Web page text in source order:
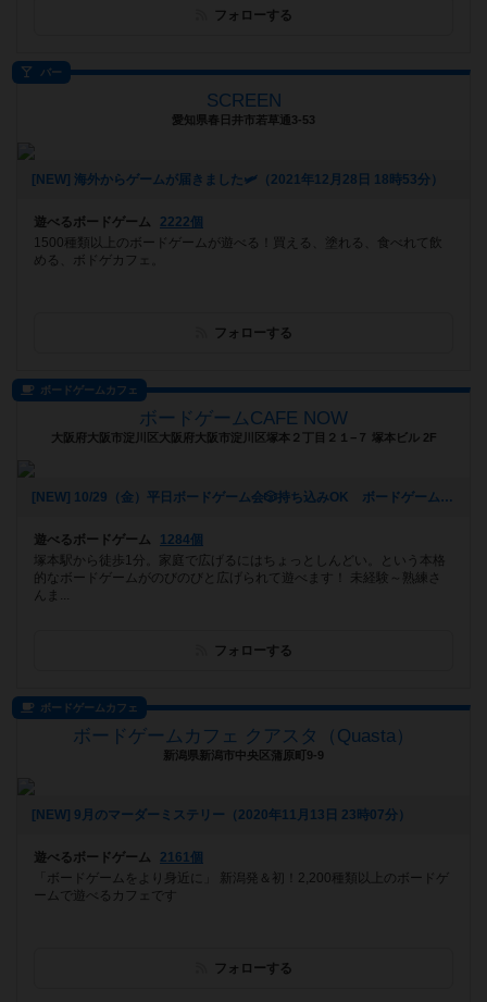
フォローする
バー
SCREEN
愛知県春日井市若草通3-53
[NEW] 海外からゲームが届きました🛩（2021年12月28日 18時53分）
遊べるボードゲーム
2222個
1500種類以上のボードゲームが遊べる！買える、塗れる、食べれて飲
める、ボドゲカフェ。
フォローする
ボードゲームカフェ
ボードゲームCAFE NOW
大阪府大阪市淀川区大阪府大阪市淀川区塚本２丁目２１−７ 塚本ビル 2F
[NEW] 10/29（金）平日ボードゲーム会🎲持ち込みOK ボードゲームCAFENOW主催《初心者さん、おひとりでの参加歓迎!!》（2021年10月22日 11時04分）
遊べるボードゲーム
1284個
塚本駅から徒歩1分。家庭で広げるにはちょっとしんどい。という本格
的なボードゲームがのびのびと広げられて遊べます！ 未経験～熟練さ
んま...
フォローする
ボードゲームカフェ
ボードゲームカフェ クアスタ（Quasta）
新潟県新潟市中央区蒲原町9-9
[NEW] 9月のマーダーミステリー（2020年11月13日 23時07分）
遊べるボードゲーム
2161個
「ボードゲームをより身近に」 新潟発＆初！2,200種類以上のボードゲ
ームで遊べるカフェです
フォローする